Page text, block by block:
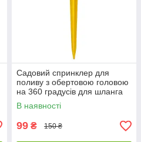
Садовий спринклер для
поливу з обертовою головою
на 360 градусів для шланга
1/2 дюйма LH-7262
В наявності
99 ₴ 150 ₴